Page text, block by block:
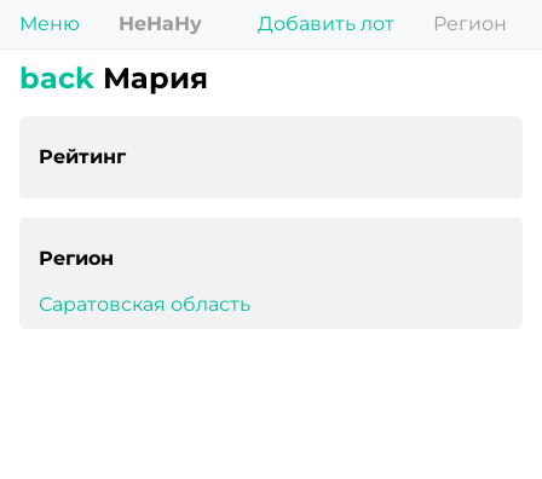
Меню НеНаНу Добавить лот Регион
back Мария
Рейтинг
Регион
Саратовская область